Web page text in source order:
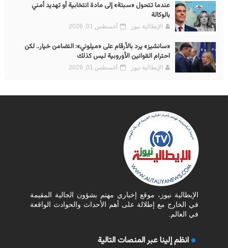
عندما تتحول «سبتة» إلى مادة انتخابية أو تهديد أمني
بالوكالة
الإيطالية نيوز أغسطس 01, 2026
«سانشيز» يرد بالأرقام على «ميلوني»: التضامن خيار.. لكن
احترام القوانين الأوروبية ليس كذلك
الإيطالية نيوز أغسطس 01, 2026
الإيطالية نيوز، موقع إخباري مهتم بشؤون الجالية المقيمة
في الخارج مع إطلالة على أهم الأحداث والحوادث الواقعة
في العالم.
انظم إلينا عبر المنصات التالية